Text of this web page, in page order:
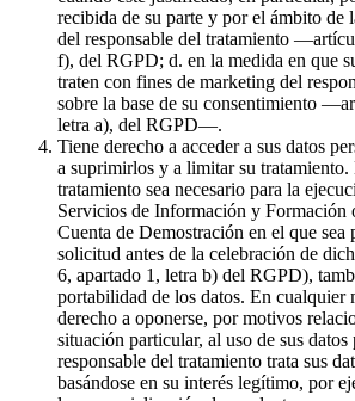
recibida de su parte y por el ámbito de
del responsable del tratamiento
f), del RGPD; d. en la medida en que
traten con fines de marketing del
sobre la base de su consentimiento
letra a), del RGPD—.
Tiene derecho a acceder a sus datos
a suprimirlos y a limitar su tratamiento.
tratamiento sea necesario para la
Servicios de Información y Formación
Cuenta de Demostración en el que sea
solicitud antes de la celebración de
6, apartado 1, letra b) del RGPD),
portabilidad de los datos. En cualquier
derecho a oponerse, por motivos
situación particular, al uso de sus datos
responsable del tratamiento trata sus
basándose en su interés legítimo, por